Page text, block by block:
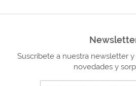
Suscríbete a nuestra newsletter
novedades y